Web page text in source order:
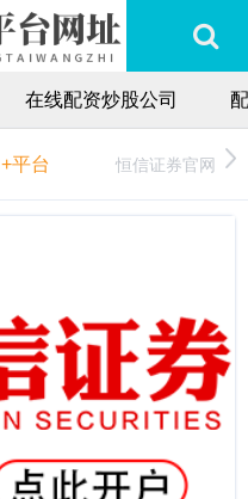
在线配资炒股公司
+平台 恒信证券官网